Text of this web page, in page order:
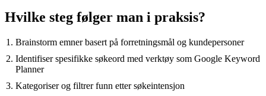
Hvilke steg følger man i praksis?
Brainstorm emner basert på forretningsmål og kundepersoner
Identifiser spesifikke søkeord med verktøy som Google Keyword
Planner
Kategoriser og filtrer funn etter søkeintensjon